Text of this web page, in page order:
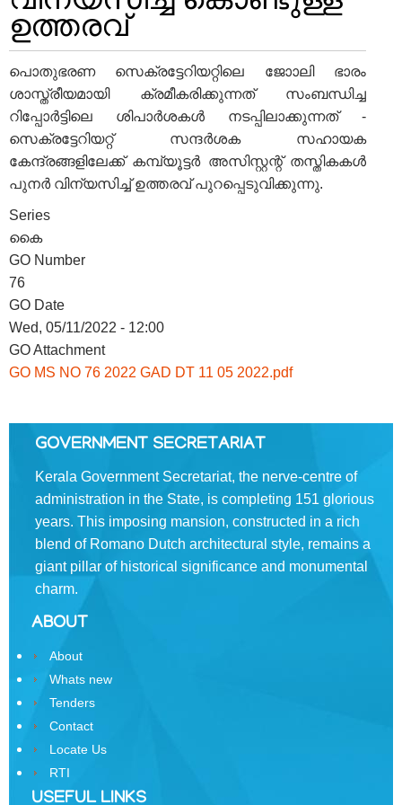
FOOTER
MENU
Disclaimer
Privacy
Policy
Terms
&
ABOUT
About
Rules
of
Order
of
Precedence
Who
is
Who
Organisational
Divisions
Sainik
Samman
Yojana
ഉത്തരവ്
പൊതുഭരണ സെക്രട്ടേറിയറ്റിലെ ജോാലി ഭാരം
ശാസ്ത്രീയമായി ക്രമീകരിക്കുന്നത് സംബന്ധിച്ച
റിപ്പോര്‍ട്ടിലെ ശിപാര്‍ശകള്‍ നടപ്പിലാക്കുന്നത് -
സെക്രട്ടേറിയറ്റ് സന്ദര്‍ശക സഹായക
കേന്ദ്രങ്ങളിലേക്ക് കമ്പ്യൂട്ടര്‍ അസിസ്റ്റന്റ് തസ്തികകള്‍
പുനര്‍ വിന്യസിച്ച് ഉത്തരവ് പുറപ്പെടുവിക്കുന്നു.
Series
കൈ
GO Number
76
GO Date
Wed, 05/11/2022 - 12:00
GO Attachment
GO MS NO 76 2022 GAD DT 11 05 2022.pdf
GOVERNMENT SECRETARIAT
Kerala Government Secretariat, the nerve-centre of
administration in the State, is completing 151 glorious
years. This imposing mansion, constructed in a rich
blend of Romano­ Dutch architectural style, remains a
giant pillar of historical significance and monumental
charm.
ABOUT
About
Whats new
Tenders
Contact
Locate Us
RTI
USEFUL LINKS